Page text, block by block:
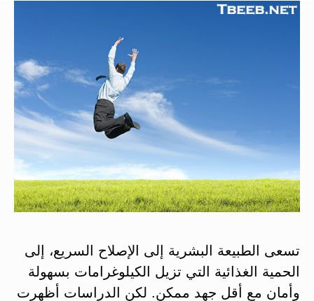
تسعى الطبيعة البشرية إلى الإصلاح السريع، إلى
الحمية الغذائية التي تزيل الكيلوغرامات بسهولة
وأمان مع أقل جهد ممكن. لكن الدراسات أظهرت